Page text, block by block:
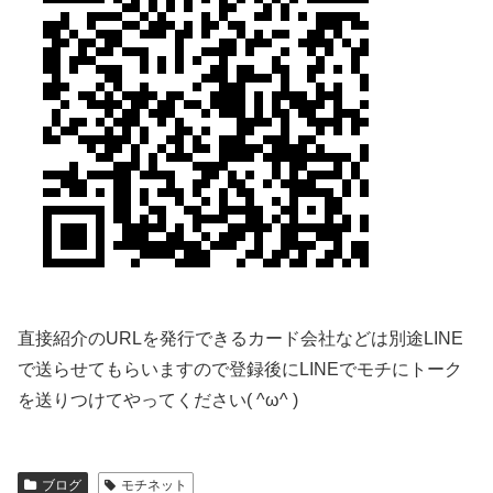
直接紹介のURLを発行できるカード会社などは別途LINE
で送らせてもらいますので登録後にLINEでモチにトーク
を送りつけてやってください( ^ω^ )
ブログ モチネット